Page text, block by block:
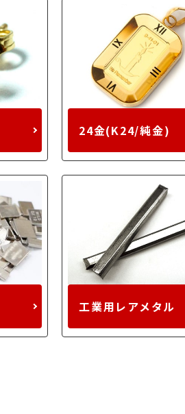
24金(K24/純金)
工業用レアメタル